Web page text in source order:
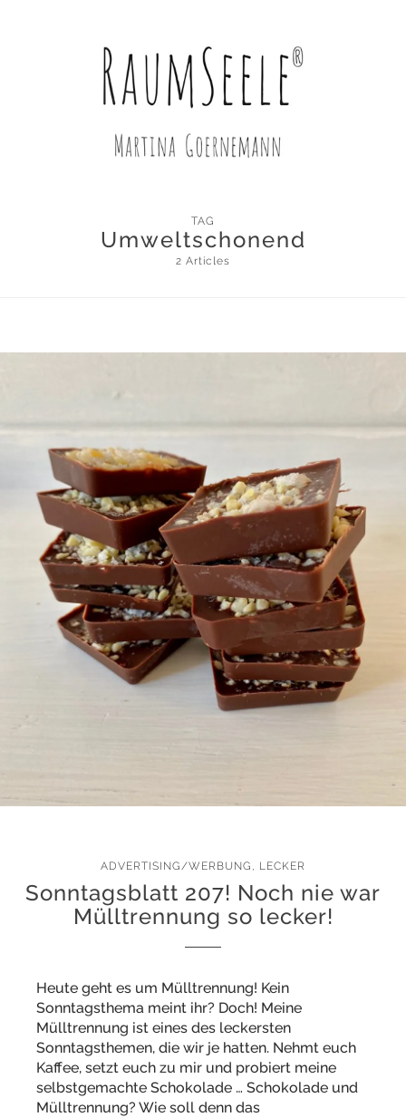
TAG
Umweltschonend
2 Articles
ADVERTISING/WERBUNG , LECKER
Sonntagsblatt 207! Noch nie war
Mülltrennung so lecker!
Heute geht es um Mülltrennung! Kein
Sonntagsthema meint ihr? Doch! Meine
Mülltrennung ist eines des leckersten
Sonntagsthemen, die wir je hatten. Nehmt euch
Kaffee, setzt euch zu mir und probiert meine
selbstgemachte Schokolade … Schokolade und
Mülltrennung? Wie soll denn das